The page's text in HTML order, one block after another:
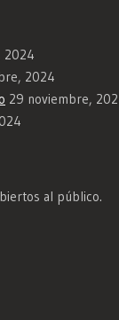
2024
2024
29 noviembre,
al público.